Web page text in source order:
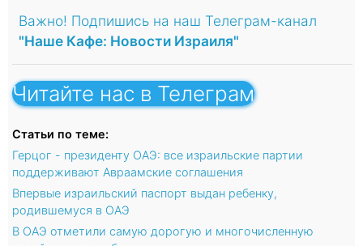
Важно! Подпишись на наш Телеграм-канал
"Наше Кафе: Новости Израиля"
Читайте нас в Телеграм
Статьи по теме:
Герцог - президенту ОАЭ: все израильские партии
поддерживают Авраамские соглашения
Впервые израильский паспорт выдан ребенку,
родившемуся в ОАЭ
В ОАЭ отметили самую дорогую и многочисленную